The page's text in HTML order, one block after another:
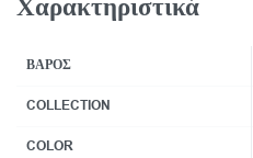
Χαρακτηριστικά
ΒΆΡΟΣ
COLLECTION
COLOR